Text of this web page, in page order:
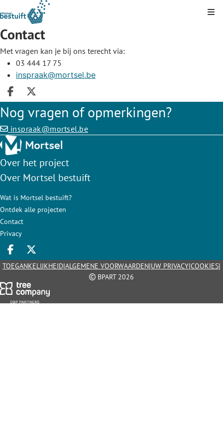
Contact
Met vragen kan je bij ons terecht via:
03 444 17 75
inspraak@mortsel.be
Deel op facebook
Deel op X
Nog vragen of opmerkingen?
inspraak@mortsel.be
Over het project
Over Mortsel bestuift
Wat is Mortsel bestuift?
Ontdek alle projecten
Contact
Privacy
Deel op facebook
Deel op X
TOEGANKELIJKHEID|ALGEMENE VOORWAARDEN|UW PRIVACY|COOKIES|
BPART 2026